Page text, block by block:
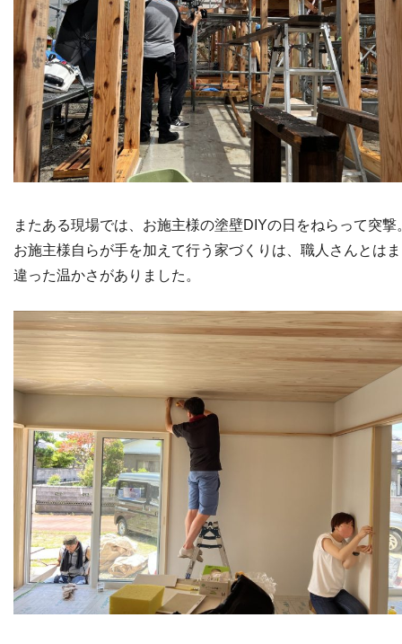
またある現場では、お施主様の塗壁DIYの日をねらって突撃
お施主様自らが手を加えて行う家づくりは、職人さんとは
違った温かさがありました。